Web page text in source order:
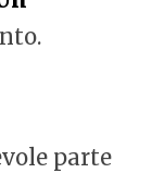
parte